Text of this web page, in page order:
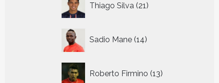
Thiago Silva 21
producten
Sadio Mane 14
producten
Roberto Firmino 13
producten